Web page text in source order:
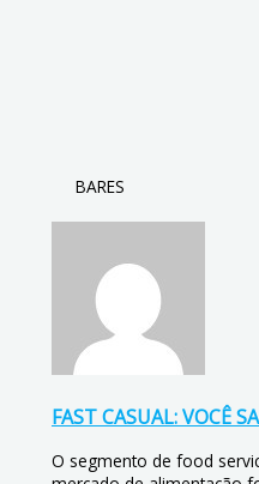
BARES
FAST CASUAL: VOCÊ
O segmento de food